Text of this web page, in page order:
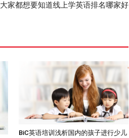
大家都想要知道线上学英语排名哪家好
BiC英语培训浅析国内的孩子进行少儿